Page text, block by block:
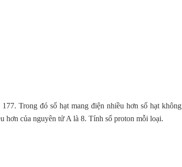
Trong đó số hạt mang điện nhiều hơn số hạt không
hơn của nguyên tử A là 8. Tính số proton mỗi loại.